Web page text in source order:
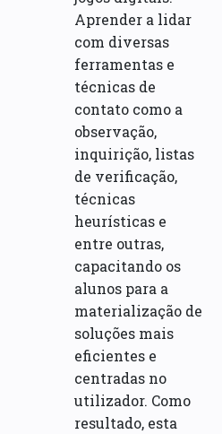
Aprender a lidar
com diversas
ferramentas e
técnicas de
contato como a
observação,
inquirição, listas
de verificação,
técnicas
heurísticas e
entre outras,
capacitando os
alunos para a
materialização de
soluções mais
eficientes e
centradas no
utilizador. Como
resultado, esta